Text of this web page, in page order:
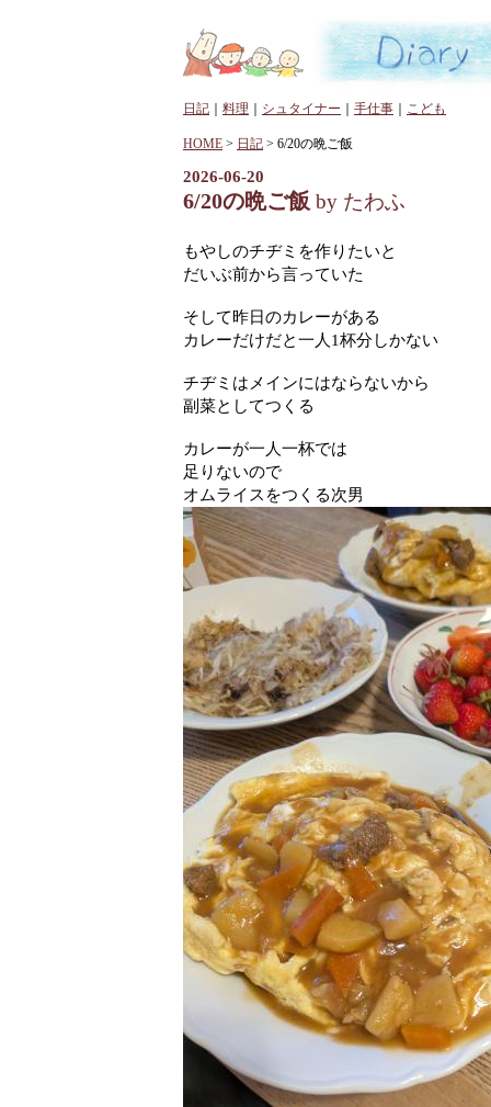
日記 料理 シュタイナー 手仕事 こども
HOME > 日記 > 6/20の晩ご飯
2026-06-20
6/20の晩ご飯 by たわふ
もやしのチヂミを作りたいと
だいぶ前から言っていた
そして昨日のカレーがある
カレーだけだと一人1杯分しかない
チヂミはメインにはならないから
副菜としてつくる
カレーが一人一杯では
足りないので
オムライスをつくる次男